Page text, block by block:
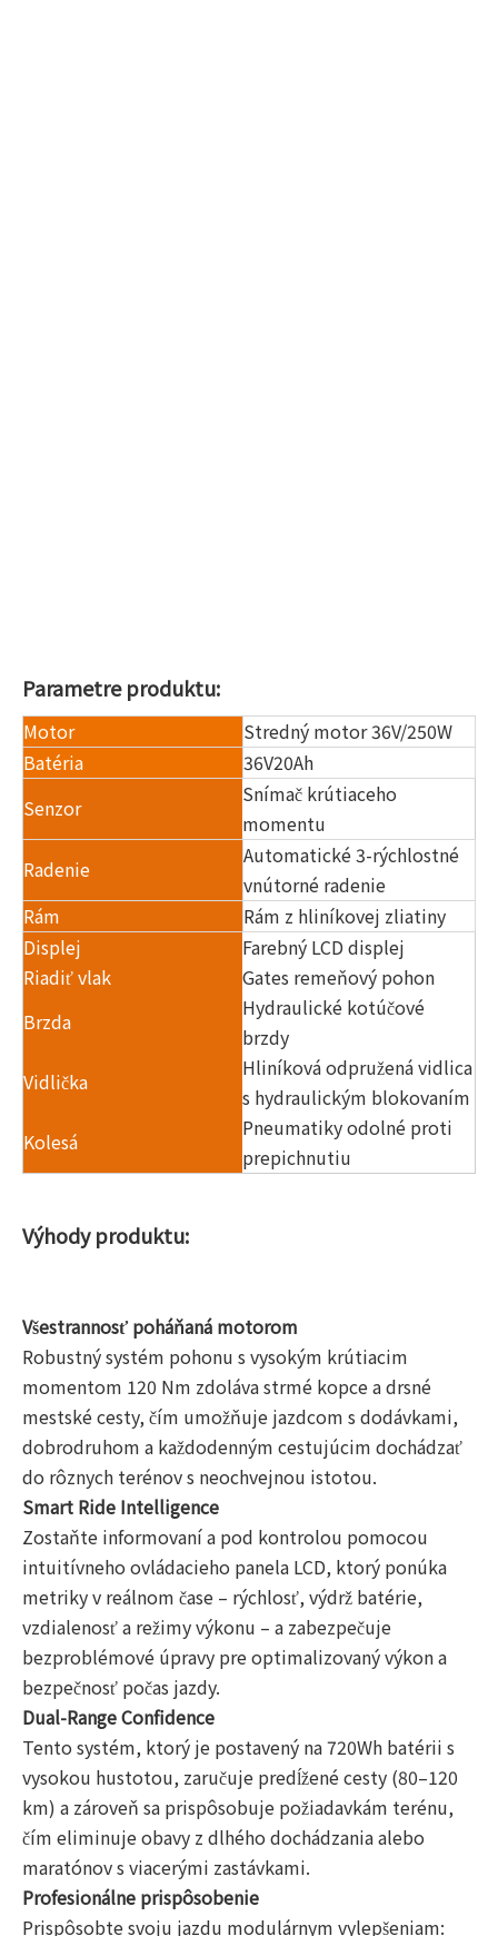
Parametre produktu:
Motor
Stredný motor 36V/250W
Batéria
36V20Ah
Senzor
Snímač krútiaceho
momentu
Radenie
Automatické 3-rýchlostné
vnútorné radenie
Rám
Rám z hliníkovej zliatiny
Displej
Farebný LCD displej
Riadiť vlak
Gates remeňový pohon
Brzda
Hydraulické kotúčové
brzdy
Vidlička
Hliníková odpružená vidlica
s hydraulickým blokovaním
Kolesá
Pneumatiky odolné proti
prepichnutiu
Výhody produktu:
Všestrannosť poháňaná motorom
Robustný systém pohonu s vysokým krútiacim
momentom 120 Nm zdoláva strmé kopce a drsné
mestské cesty, čím umožňuje jazdcom s dodávkami,
dobrodruhom a každodenným cestujúcim dochádzať
do rôznych terénov s neochvejnou istotou.
Smart Ride Intelligence
Zostaňte informovaní a pod kontrolou pomocou
intuitívneho ovládacieho panela LCD, ktorý ponúka
metriky v reálnom čase – rýchlosť, výdrž batérie,
vzdialenosť a režimy výkonu – a zabezpečuje
bezproblémové úpravy pre optimalizovaný výkon a
bezpečnosť počas jazdy.
Dual-Range Confidence
Tento systém, ktorý je postavený na 720Wh batérii s
vysokou hustotou, zaručuje predĺžené cesty (80–120
km) a zároveň sa prispôsobuje požiadavkám terénu,
čím eliminuje obavy z dlhého dochádzania alebo
maratónov s viacerými zastávkami.
Profesionálne prispôsobenie
Prispôsobte svoju jazdu modulárnym vylepšeniam: